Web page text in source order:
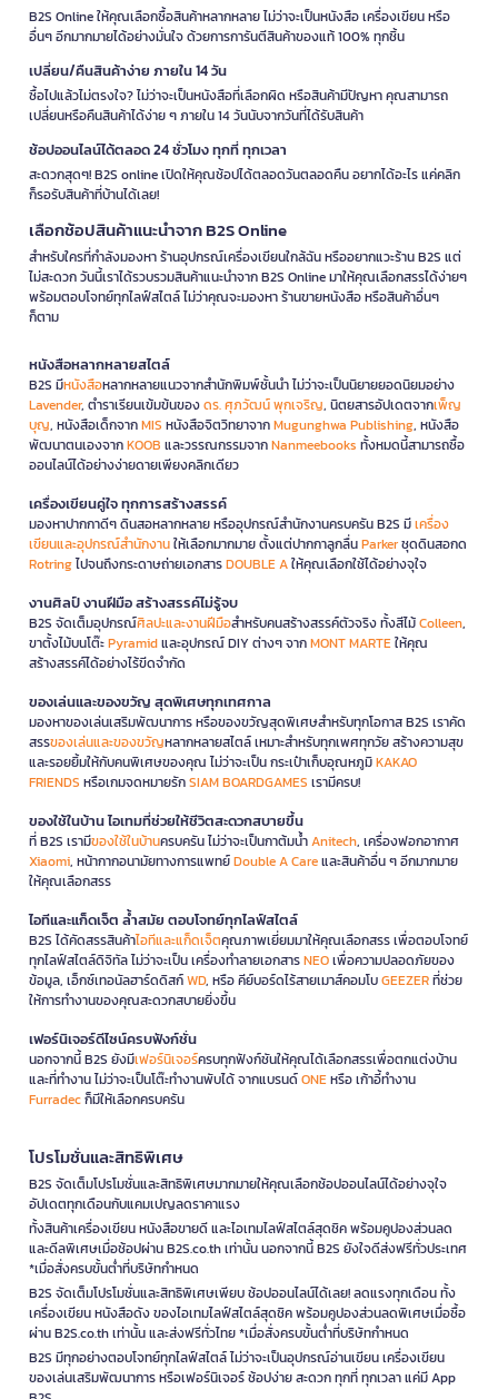
B2S Online ให้คุณเลือกซื้อสินค้าหลากหลาย ไม่ว่าจะเป็นหนังสือ เครื่องเขียน หรือ
อื่นๆ อีกมากมายได้อย่างมั่นใจ ด้วยการการันตีสินค้าของแท้ 100% ทุกชิ้น
เปลี่ยน/คืนสินค้าง่าย ภายใน 14 วัน
ซื้อไปแล้วไม่ตรงใจ? ไม่ว่าจะเป็นหนังสือที่เลือกผิด หรือสินค้ามีปัญหา คุณสามารถ
เปลี่ยนหรือคืนสินค้าได้ง่าย ๆ ภายใน 14 วันนับจากวันที่ได้รับสินค้า
ช้อปออนไลน์ได้ตลอด 24 ชั่วโมง ทุกที่ ทุกเวลา
สะดวกสุดๆ! B2S online เปิดให้คุณช้อปได้ตลอดวันตลอดคืน อยากได้อะไร แค่คลิก
ก็รอรับสินค้าที่บ้านได้เลย!
เลือกช้อปสินค้าแนะนำจาก B2S Online
สำหรับใครที่กำลังมองหา ร้านอุปกรณ์เครื่องเขียนใกล้ฉัน หรืออยากแวะร้าน B2S แต่
ไม่สะดวก วันนี้เราได้รวบรวมสินค้าแนะนำจาก B2S Online มาให้คุณเลือกสรรได้ง่ายๆ
พร้อมตอบโจทย์ทุกไลฟ์สไตล์ ไม่ว่าคุณจะมองหา ร้านขายหนังสือ หรือสินค้าอื่นๆ
ก็ตาม
หนังสือหลากหลายสไตล์
B2S มีหนังสือหลากหลายแนวจากสำนักพิมพ์ชั้นนำ ไม่ว่าจะเป็นนิยายยอดนิยมอย่าง
Lavender, ตำราเรียนเข้มข้นของดร. ศุภวัฒน์ พุกเจริญ, นิตยสารอัปเดตจากเพ็ญ
บุญ, หนังสือเด็กจากMIS หนังสือจิตวิทยาจากMugunghwa Publishing, หนังสือ
พัฒนาตนเองจากKOOB และวรรณกรรมจากNanmeebooks ทั้งหมดนี้สามารถซื้อ
ออนไลน์ได้อย่างง่ายดายเพียงคลิกเดียว
เครื่องเขียนคู่ใจ ทุกการสร้างสรรค์
มองหาปากกาดีๆ ดินสอหลากหลาย หรืออุปกรณ์สำนักงานครบครัน B2S มีเครื่อง
เขียนและอุปกรณ์สำนักงานให้เลือกมากมาย ตั้งแต่ปากกาลูกลื่นParkerชุดดินสอกด
Rotringไปจนถึงกระดาษถ่ายเอกสารDOUBLE Aให้คุณเลือกใช้ได้อย่างจุใจ
งานศิลป์ งานฝีมือ สร้างสรรค์ไม่รู้จบ
B2S จัดเต็มอุปกรณ์ศิลปะและงานฝีมือสำหรับคนสร้างสรรค์ตัวจริง ทั้งสีไม้Colleen,
ขาตั้งไม้บนโต๊ะPyramidและอุปกรณ์ DIY ต่างๆ จากMONT MARTEให้คุณ
สร้างสรรค์ได้อย่างไร้ขีดจำกัด
ของเล่นและของขวัญ สุดพิเศษทุกเทศกาล
มองหาของเล่นเสริมพัฒนาการ หรือของขวัญสุดพิเศษสำหรับทุกโอกาส B2S เราคัด
สรรของเล่นและของขวัญหลากหลายสไตล์ เหมาะสำหรับทุกเพศทุกวัย สร้างความสุข
และรอยยิ้มให้กับคนพิเศษของคุณ ไม่ว่าจะเป็น กระเป๋าเก็บอุณหภูมิKAKAO
FRIENDS หรือเกมจดหมายรักSIAM BOARDGAMES เรามีครบ!
ของใช้ในบ้าน ไอเทมที่ช่วยให้ชีวิตสะดวกสบายขึ้น
ที่ B2S เรามีของใช้ในบ้านครบครัน ไม่ว่าจะเป็นกาต้มน้ำAnitech, เครื่องฟอกอากาศ
Xiaomi, หน้ากากอนามัยทางการแพทย์Double A Careและสินค้าอื่น ๆ อีกมากมาย
ให้คุณเลือกสรร
ไอทีและแก็ดเจ็ต ล้ำสมัย ตอบโจทย์ทุกไลฟ์สไตล์
B2S ได้คัดสรรสินค้าไอทีและแก็ดเจ็ตคุณภาพเยี่ยมมาให้คุณเลือกสรร เพื่อตอบโจทย์
ทุกไลฟ์สไตล์ดิจิทัล ไม่ว่าจะเป็น เครื่องทำลายเอกสารNEOเพื่อความปลอดภัยของ
ข้อมูล, เอ็กซ์เทอนัลฮาร์ดดิสก์WD, หรือ คีย์บอร์ดไร้สายเมาส์คอมโบGEEZERที่ช่วย
ให้การทำงานของคุณสะดวกสบายยิ่งขึ้น
เฟอร์นิเจอร์ดีไซน์ครบฟังก์ชั่น
นอกจากนี้ B2S ยังมีเฟอร์นิเจอร์ครบทุกฟังก์ชันให้คุณได้เลือกสรรเพื่อตกแต่งบ้าน
และที่ทำงาน ไม่ว่าจะเป็นโต๊ะทำงานพับได้ จากแบรนด์ONEหรือ เก้าอี้ทำงาน
Furradecก็มีให้เลือกครบครัน
โปรโมชั่นและสิทธิพิเศษ
B2S จัดเต็มโปรโมชั่นและสิทธิพิเศษมากมายให้คุณเลือกช้อปออนไลน์ได้อย่างจุใจ
อัปเดตทุกเดือนกับแคมเปญลดราคาแรง
ทั้งสินค้าเครื่องเขียน หนังสือขายดี และไอเทมไลฟ์สไตล์สุดชิค พร้อมคูปองส่วนลด
และดีลพิเศษเมื่อช้อปผ่าน B2S.co.th เท่านั้น นอกจากนี้ B2S ยังใจดีส่งฟรีทั่วประเทศ
*เมื่อสั่งครบขั้นต่ำที่บริษัทกำหนด
B2S จัดเต็มโปรโมชั่นและสิทธิพิเศษเพียบ ช้อปออนไลน์ได้เลย! ลดแรงทุกเดือน ทั้ง
เครื่องเขียน หนังสือดัง ของไอเทมไลฟ์สไตล์สุดชิค พร้อมคูปองส่วนลดพิเศษเมื่อซื้อ
ผ่าน B2S.co.th เท่านั้น และส่งฟรีทั่วไทย *เมื่อสั่งครบขั้นต่ำที่บริษัทกำหนด
B2S มีทุกอย่างตอบโจทย์ทุกไลฟ์สไตล์ ไม่ว่าจะเป็นอุปกรณ์อ่านเขียน เครื่องเขียน
ของเล่นเสริมพัฒนาการ หรือเฟอร์นิเจอร์ ช้อปง่าย สะดวก ทุกที่ ทุกเวลา แค่มี App